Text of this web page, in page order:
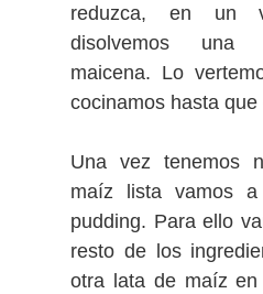
reduzca, en un
disolvemos una
maicena. Lo
cocinamos hasta que
Una vez tenemos
maíz lista vamos a
pudding. Para ello
resto de los
otra lata de maíz en